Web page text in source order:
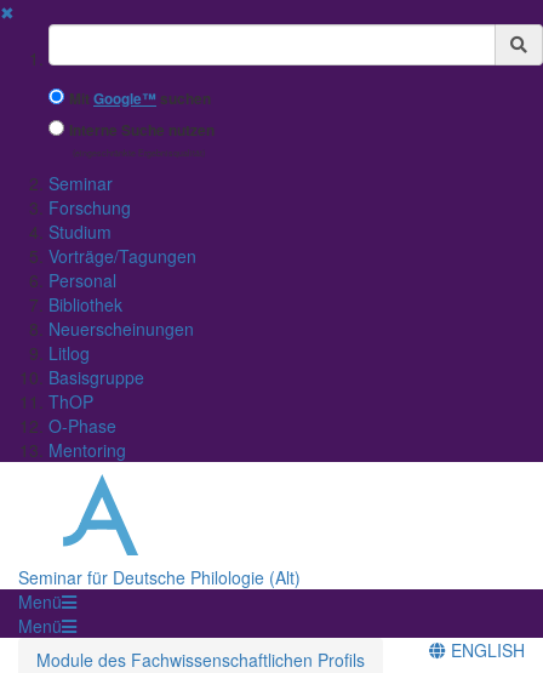
✖
Suchbegriff
MitGoogle™ suchen
Interne Suche nutzen
(eingeschränkte Ergebnisqualität)
Seminar
Forschung
Studium
Vorträge/Tagungen
Personal
Bibliothek
Neuerscheinungen
Litlog
Basisgruppe
ThOP
O-Phase
Mentoring
Seminar für Deutsche Philologie (Alt)
Menü
Menü
Module des Fachwissenschaftlichen Profils
ENGLISH